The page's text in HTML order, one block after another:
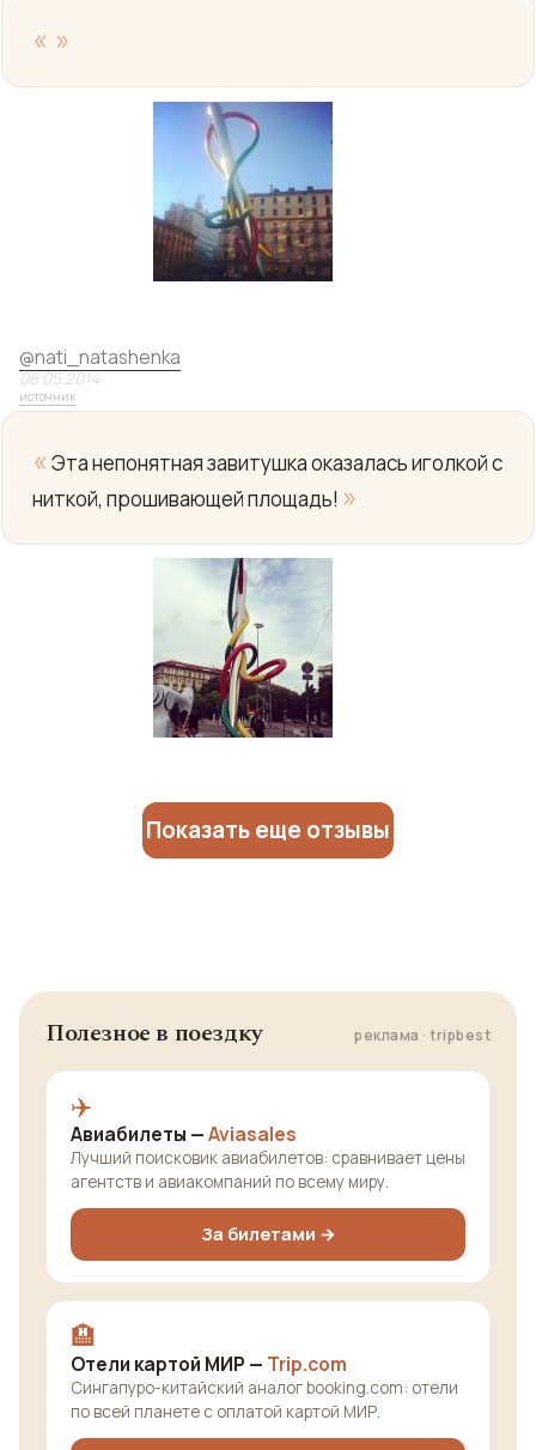
« »
@nati_natashenka
06.05.2014
источник
« Эта непонятная завитушка оказалась иголкой с
ниткой, прошивающей площадь! »
Показать еще отзывы
Полезное в поездку реклама · tripbest
✈️
Авиабилеты —Aviasales
Лучший поисковик авиабилетов: сравнивает цены
агентств и авиакомпаний по всему миру.
За билетами →
🏨
Отели картой МИР — Trip.com
Сингапуро-китайский аналог booking.com: отели
по всей планете с оплатой картой МИР.